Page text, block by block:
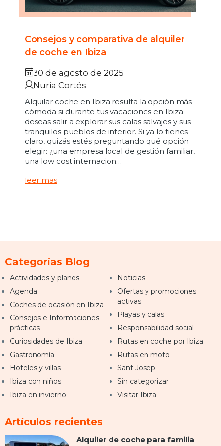
Consejos y comparativa de alquiler
de coche en Ibiza
30 de agosto de 2025
Nuria Cortés
Alquilar coche en Ibiza resulta la opción más
cómoda si durante tus vacaciones en Ibiza
deseas salir a explorar sus calas salvajes y sus
tranquilos pueblos de interior. Si ya lo tienes
claro, quizás estés preguntando qué opción
elegir: ¿una empresa local de gestión familiar,
una low cost internacion…
leer más
Categorías Blog
Actividades y planes
Agenda
Coches de ocasión en Ibiza
Consejos e Informaciones
prácticas
Curiosidades de Ibiza
Gastronomía
Hoteles y villas
Ibiza con niños
Ibiza en invierno
Noticias
Ofertas y promociones
activas
Playas y calas
Responsabilidad social
Rutas en coche por Ibiza
Rutas en moto
Sant Josep
Sin categorizar
Visitar Ibiza
Artículos recientes
Alquiler de coche para familia